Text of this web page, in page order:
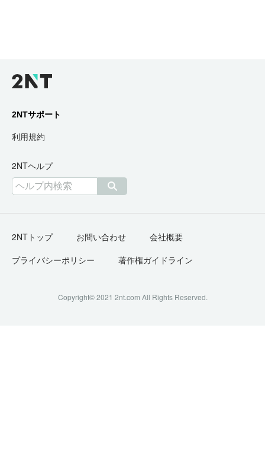
2NTサポート
利用規約
2NTヘルプ
2NTトップ お問い合わせ
会社概要
プライバシーポリシー
著作権ガイドライン
Copyright© 2021 2nt.com All Rights Reserved.